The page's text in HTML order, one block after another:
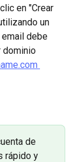
en "Crear
un
debe
dominio
de
rápido y